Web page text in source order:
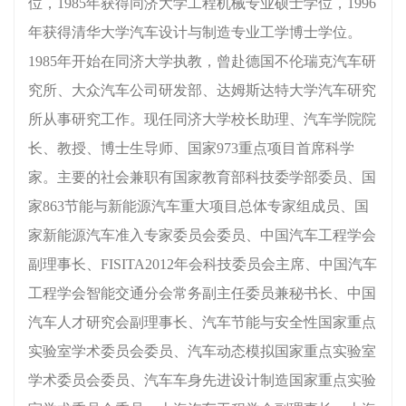
年获得清华大学汽车设计与制造专业工学博士学位。
1985年开始在同济大学执教，曾赴德国不伦瑞克汽车研
究所、大众汽车公司研发部、达姆斯达特大学汽车研究
所从事研究工作。现任同济大学校长助理、汽车学院院
长、教授、博士生导师、国家973重点项目首席科学
家。主要的社会兼职有国家教育部科技委学部委员、国
家863节能与新能源汽车重大项目总体专家组成员、国
家新能源汽车准入专家委员会委员、中国汽车工程学会
副理事长、FISITA2012年会科技委员会主席、中国汽车
工程学会智能交通分会常务副主任委员兼秘书长、中国
汽车人才研究会副理事长、汽车节能与安全性国家重点
实验室学术委员会委员、汽车动态模拟国家重点实验室
学术委员会委员、汽车车身先进设计制造国家重点实验